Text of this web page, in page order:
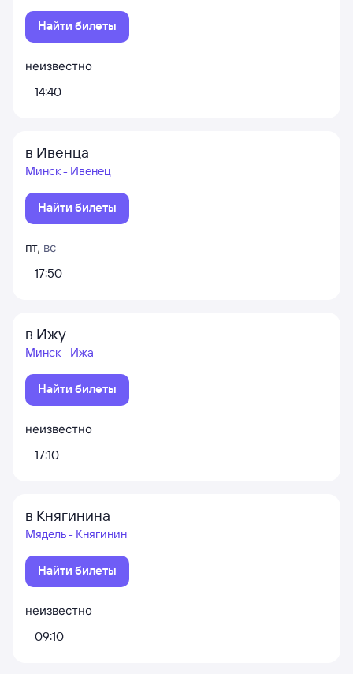
Найти билеты
неизвестно
14:40
в Ивенца
Минск - Ивенец
Найти билеты
пт, вс
17:50
в Ижу
Минск - Ижа
Найти билеты
неизвестно
17:10
в Княгинина
Мядель - Княгинин
Найти билеты
неизвестно
09:10